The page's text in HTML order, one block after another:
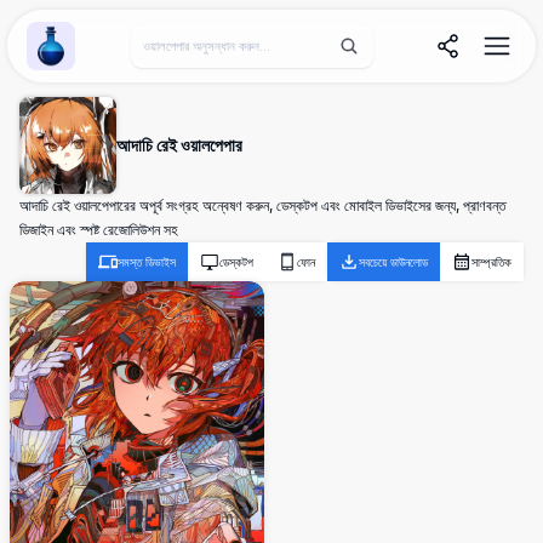
Wallpaper Alchemy
আদাচি রেই ওয়ালপেপার
আদাচি রেই ওয়ালপেপারের অপূর্ব সংগ্রহ অন্বেষণ করুন, ডেস্কটপ এবং মোবাইল ডিভাইসের জন্য, প্রাণবন্ত
ডিজাইন এবং স্পষ্ট রেজোলিউশন সহ
সমস্ত ডিভাইস ডেস্কটপ ফোন সবচেয়ে ডাউনলোড সাম্প্রতিক